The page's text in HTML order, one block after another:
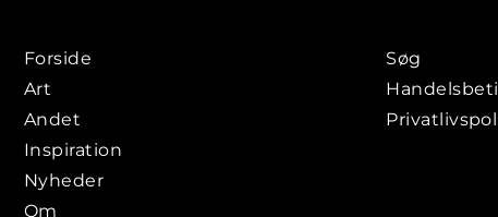
Forside
Art
Andet
Inspiration
Nyheder
Om
Søg